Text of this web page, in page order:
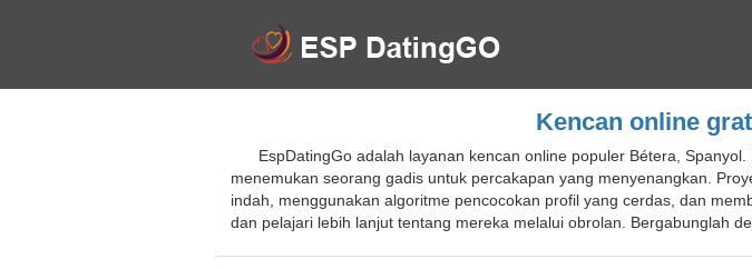
Kencan online
EspDatingGo adalah layanan kencan online populer Bétera,
menemukan seorang gadis untuk percakapan yang menyenangkan.
indah, menggunakan algoritme pencocokan profil yang cerdas, dan
dan pelajari lebih lanjut tentang mereka melalui obrolan. Bergabunglah